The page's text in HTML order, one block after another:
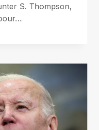
S. Thompson,